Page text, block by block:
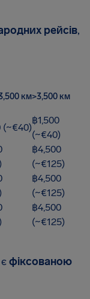
рейсів,
км>3,500 км
(~€40)
฿1,500
(~€40)
฿4,500
(~€125)
฿4,500
(~€125)
฿4,500
(~€125)
фіксованою